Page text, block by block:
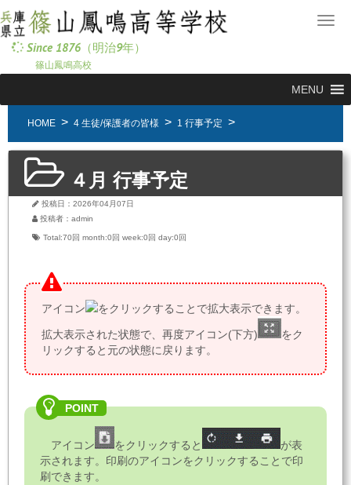
メ
ー
Since 1876（明治9年）
篠山鳳鳴高校
MENU
HOME 4 生徒/保護者の皆様 1 行事予定
４月 行事予定
投稿日：2026年04月07日
投稿者：admin
Total:70回 month:0回 week:0回 day:0回
アイコン をクリックすることで拡大表示できます。
拡大表示された状態で、再度アイコン(下方)
をク
リックすると元の状態に戻ります。
アイコン をクリックすると
が表
示されます。印刷のアイコンをクリックすることで印
刷できます。